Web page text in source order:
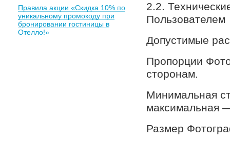
Правила акции «Скидка 10% по
уникальному промокоду при
бронировании гостиницы в
Отелло!»
2.2.
Пользователем
Допустимые
Пропорции
сторонам.
Минимальная
максимальная
Размер